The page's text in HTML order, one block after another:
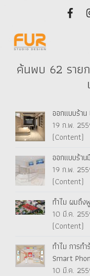
ค้นพบ 62 ราย
ออกแบบร้า
19 ก.พ.
(Content)
ออกแบบร้า
19 ก.พ.
(Content)
ทำไม ผมถึ
10 มี.ค.
(Content)
ทำไม การท
Smart
10 มี.ค.